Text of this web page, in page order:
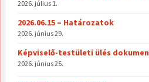
2026. július 1.
2026.06.15 – Határozatok
2026. június 29.
Képviselő-testületi ülés
2026. június 25.